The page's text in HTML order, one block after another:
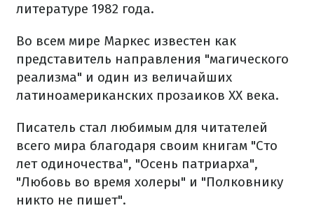
литературе 1982 года.
Во всем мире Маркес известен как
представитель направления "магического
реализма" и один из величайших
латиноамериканских прозаиков XX века.
Писатель стал любимым для читателей
всего мира благодаря своим книгам "Сто
лет одиночества", "Осень патриарха",
"Любовь во время холеры" и "Полковнику
никто не пишет".